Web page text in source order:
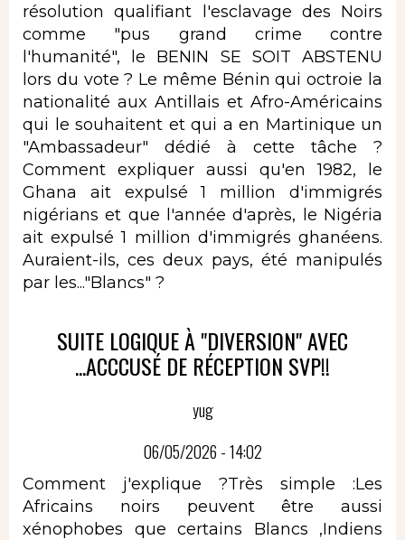
résolution qualifiant l'esclavage des Noirs
comme "pus grand crime contre
l'humanité", le BENIN SE SOIT ABSTENU
lors du vote ? Le même Bénin qui octroie la
nationalité aux Antillais et Afro-Américains
qui le souhaitent et qui a en Martinique un
"Ambassadeur" dédié à cette tâche ?
Comment expliquer aussi qu'en 1982, le
Ghana ait expulsé 1 million d'immigrés
nigérians et que l'année d'après, le Nigéria
ait expulsé 1 million d'immigrés ghanéens.
Auraient-ils, ces deux pays, été manipulés
par les..."Blancs" ?
SUITE LOGIQUE À "DIVERSION" AVEC
...ACCCUSÉ DE RÉCEPTION SVP!!
yug
06/05/2026 - 14:02
Comment j'explique ?Très simple :Les
Africains noirs peuvent être aussi
xénophobes que certains Blancs ,Indiens